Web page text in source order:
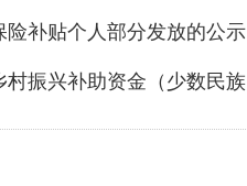
险补贴个人部分发放的公示